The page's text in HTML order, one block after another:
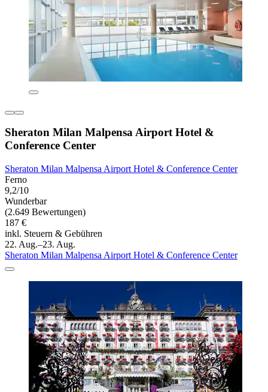
Sheraton Milan Malpensa Airport Hotel &
Conference Center
Sheraton Milan Malpensa Airport Hotel & Conference Center
Ferno
9,2/10
Wunderbar
(2.649 Bewertungen)
187 €
inkl. Steuern & Gebühren
22. Aug.–23. Aug.
Sheraton Milan Malpensa Airport Hotel & Conference Center